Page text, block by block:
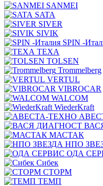
SANMEI
SATA
SIVER
SIVIK
SPIN -
TEXA
TOLSEN
Trommelberg
VERTUL
VIBROCAR
WALCOM
WiederKraft
МАСТАК
НПО
ОДА
Сибек
СТОРМ
ТЕМП